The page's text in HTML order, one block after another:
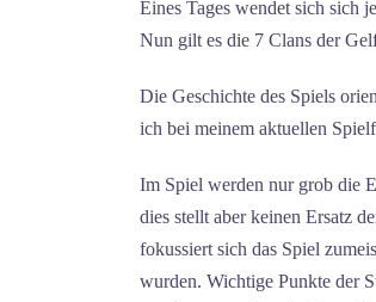
Eines Tages wendet sich sich
Nun gilt es die 7 Clans der
Die Geschichte des Spiels
ich bei meinem aktuellen
Im Spiel werden nur grob die
dies stellt aber keinen Ersatz
fokussiert sich das Spiel
wurden. Wichtige Punkte der